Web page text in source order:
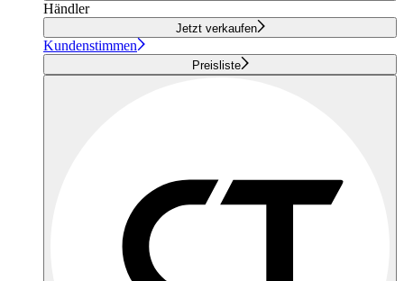
Händler
Jetzt verkaufen
Kundenstimmen
Preisliste